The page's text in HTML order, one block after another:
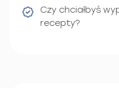
Czy chciałbyś
recepty?